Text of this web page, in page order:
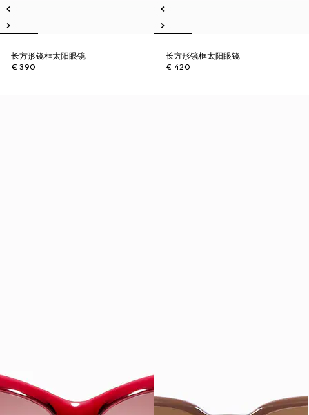
长方形镜框太阳眼镜
€ 390
长方形镜框太阳眼镜
€ 420